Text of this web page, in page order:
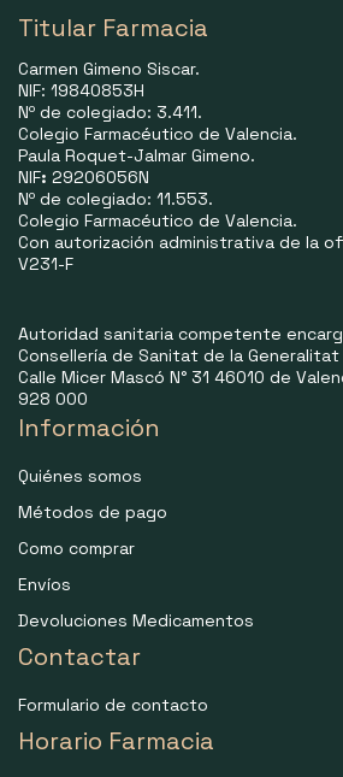
Titular Farmacia
Carmen Gimeno Siscar.
NIF: 19840853H
Nº de colegiado: 3.411.
Colegio Farmacéutico de Valencia.
Paula Roquet-Jalmar Gimeno.
NIF: 29206056N
Nº de colegiado: 11.553.
Colegio Farmacéutico de Valencia.
Con autorización administrativa de la
V231-F
Autoridad sanitaria competente
Consellería de Sanitat de la
Calle Micer Mascó N° 31 46010 de
928 000
Información
Quiénes somos
Métodos de pago
Como comprar
Envíos
Devoluciones Medicamentos
Contactar
Formulario de contacto
Horario Farmacia